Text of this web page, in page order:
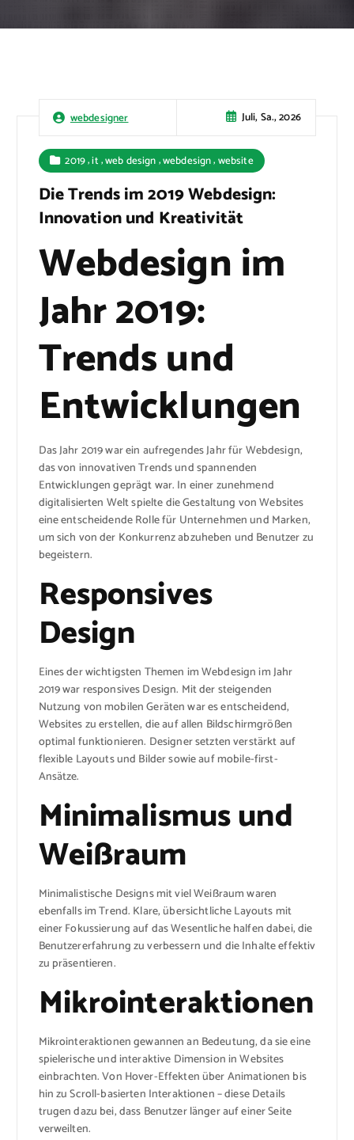
webdesigner Juli, Sa., 2026
2019,it,web design,webdesign,website
Die Trends im 2019 Webdesign:
Innovation und Kreativität
Webdesign im
Jahr 2019:
Trends und
Entwicklungen
Das Jahr 2019 war ein aufregendes Jahr für Webdesign,
das von innovativen Trends und spannenden
Entwicklungen geprägt war. In einer zunehmend
digitalisierten Welt spielte die Gestaltung von Websites
eine entscheidende Rolle für Unternehmen und Marken,
um sich von der Konkurrenz abzuheben und Benutzer zu
begeistern.
Responsives
Design
Eines der wichtigsten Themen im Webdesign im Jahr
2019 war responsives Design. Mit der steigenden
Nutzung von mobilen Geräten war es entscheidend,
Websites zu erstellen, die auf allen Bildschirmgrößen
optimal funktionieren. Designer setzten verstärkt auf
flexible Layouts und Bilder sowie auf mobile-first-
Ansätze.
Minimalismus und
Weißraum
Minimalistische Designs mit viel Weißraum waren
ebenfalls im Trend. Klare, übersichtliche Layouts mit
einer Fokussierung auf das Wesentliche halfen dabei, die
Benutzererfahrung zu verbessern und die Inhalte effektiv
zu präsentieren.
Mikrointeraktionen
Mikrointeraktionen gewannen an Bedeutung, da sie eine
spielerische und interaktive Dimension in Websites
einbrachten. Von Hover-Effekten über Animationen bis
hin zu Scroll-basierten Interaktionen – diese Details
trugen dazu bei, dass Benutzer länger auf einer Seite
verweilten.